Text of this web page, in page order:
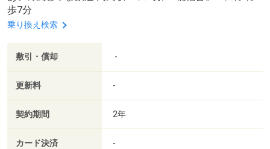
歩7分
乗り換え検索
敷引・償却 -
更新料 -
契約期間 2年
カード決済 -